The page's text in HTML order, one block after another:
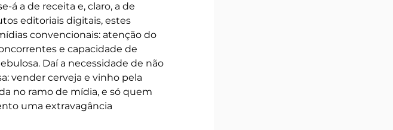
á a de receita e, claro, a de
editoriais digitais, estes
convencionais: atenção do
e capacidade de
Daí a necessidade de não
vender cerveja e vinho pela
no ramo de mídia, e só quem
uma extravagância